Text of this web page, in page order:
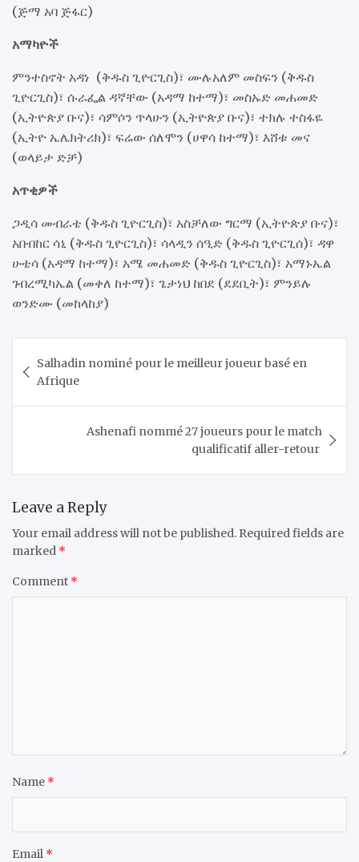
(ጅማ አባ ጅፋር)
አማካዮች
ምንተስኖት አዳነ (ቅዱስ ጊዮርጊስ)፣ ሙሉአለም መስፍን (ቅዱስ
ጊዮርጊስ)፣ ሱራፌል ዳኛቸው (አዳማ ከተማ)፣ መስኡድ መሐመድ
(ኢትዮጵያ ቡና)፣ ሳምሶን ጥላሁን (ኢትዮጵያ ቡና)፣ ተክሉ ተስፋዬ
(ኢትዮ ኤሌክትሪክ)፣ ፍሬው ሰለሞን (ሀዋሳ ከተማ)፣ እሸቱ መና
(ወላይታ ድቻ)
አጥቂዎች
ጋዲሳ መብራቴ (ቅዱስ ጊዮርጊስ)፣ አስቻለው ግርማ (ኢትዮጵያ ቡና)፣
አቡበከር ሳኒ (ቅዱስ ጊዮርጊስ)፣ ሳላዲን ሰዒድ (ቅዱስ ጊዮርጊሰ)፣ ዳዋ
ሁቴሳ (አዳማ ከተማ)፣ አሜ መሐመድ (ቅዱስ ጊዮርጊስ)፣ አማኑኤል
ገብረሚካኤል (መቀለ ከተማ)፣ ጌታነህ ከበደ (ደደቢት)፣ ምንይሉ
ወንድሙ (መከላከያ)
navigation
​Salhadin nominé pour le meilleur joueur basé en
Afrique
Ashenafi nommé 27 joueurs pour le match
qualificatif aller-retour
Leave a Reply
Your email address will not be published. Required fields are
marked *
Comment *
Name *
Email *